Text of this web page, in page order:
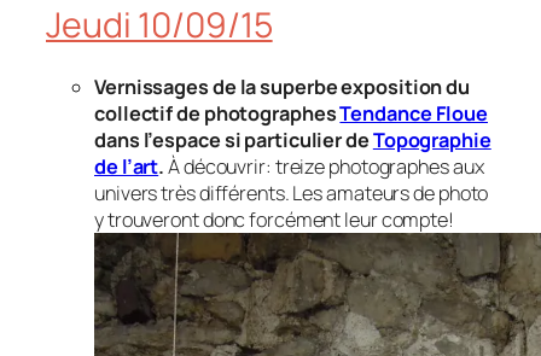
Jeudi 10/09/15
Vernissages de la superbe exposition du
collectif de photographesTendance Floue
dans l’espace si particulier deTopographie
de l’art.À découvrir: treize photographes aux
univers très différents. Les amateurs de photo
y trouveront donc forcément leur compte!